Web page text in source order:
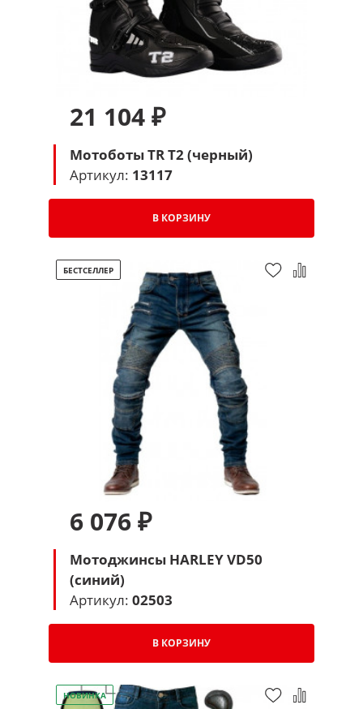
21 104 ₽
Мотоботы TR T2 (черный)
Артикул: 13117
В КОРЗИНУ
БЕСТСЕЛЛЕР
6 076 ₽
Мотоджинсы HARLEY VD50
(синий)
Артикул: 02503
В КОРЗИНУ
НОВИНКА